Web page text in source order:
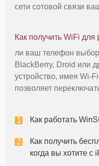
сети сотовой связи
на ваш носитель. Вы
Как получить WiFi
ли ваш телефон
BlackBerry, Droid или
устройство, имея Wi-
позволяет
деньги за счет
Как работать
Как получить
когда вы хотите с